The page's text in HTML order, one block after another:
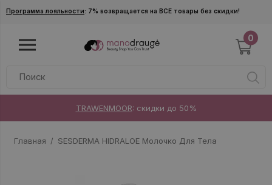
Skip to main content
Программа лояльности: 7% возвращается на ВСЕ товары без скидки!
0
TRAWENMOOR: скидки до 50%
Главная SESDERMA HIDRALOE Молочко Для Тела